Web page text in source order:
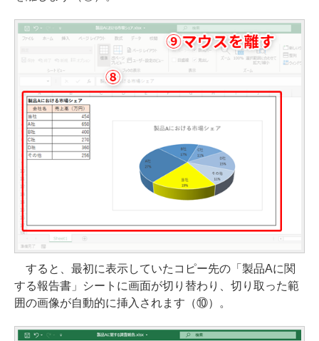
すると、最初に表示していたコピー先の「製品Aに関
する報告書」シートに画面が切り替わり、切り取った範
囲の画像が自動的に挿入されます（⑩）。